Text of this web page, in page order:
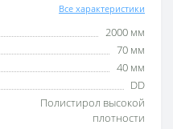
Все характеристики
2000 мм
70 мм
40 мм
DD
Полистирол высокой
плотности